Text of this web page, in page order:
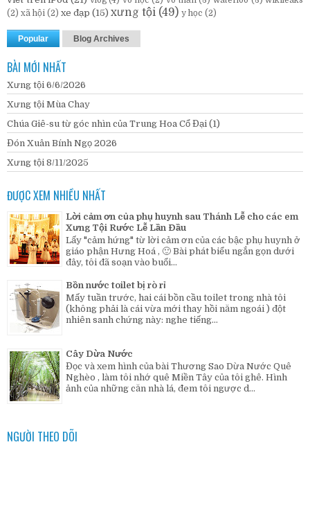
(2) xã hội (2) xe đạp (15) xưng tội (49) y học (2)
Popular Blog Archives
BÀI MỚI NHẤT
Xưng tội 6/6/2026
Xưng tội Mùa Chay
Chúa Giê-su từ góc nhìn của Trung Hoa Cổ Đại (1)
Đón Xuân Bính Ngọ 2026
Xưng tội 8/11/2025
ĐƯỢC XEM NHIỀU NHẤT
Lời cảm ơn của phụ huynh sau Thánh Lễ cho các em
Xưng Tội Rước Lễ Lần Đầu
Lấy "cảm hứng" từ lời cảm ơn của các bậc phụ huynh ở
giáo phận Hưng Hoá , 🙂 Bài phát biểu ngắn gọn dưới
đây, tôi đã soạn vào buổi...
Bồn nước toilet bị rò rỉ
Mấy tuần trước, hai cái bồn cầu toilet trong nhà tôi
(không phải là cái vừa mới thay hồi năm ngoái ) đột
nhiên sanh chứng này: nghe tiếng...
Cây Dừa Nước
Đọc và xem hình của bài Thương Sao Dừa Nước Quê
Nghèo , làm tôi nhớ quê Miền Tây của tôi ghê. Hình
ảnh của những căn nhà lá, đem tôi ngược d...
NGƯỜI THEO DÕI